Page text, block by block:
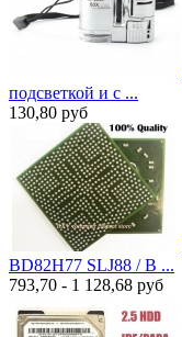
подсветкой и с ...
130,80 руб
BD82H77 SLJ88 / B ...
793,70 - 1 128,68 руб